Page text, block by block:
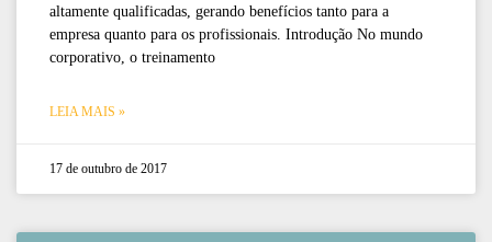
altamente qualificadas, gerando benefícios tanto para a
empresa quanto para os profissionais. Introdução No mundo
corporativo, o treinamento
LEIA MAIS »
17 de outubro de 2017